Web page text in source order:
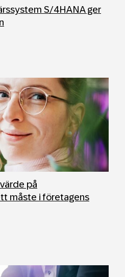
S/4HANA ger
på
måste i företagens